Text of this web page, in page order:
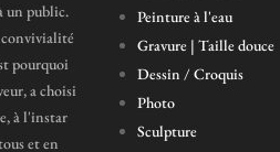
un public.
convivialité
pourquoi
a choisi
à l'instar
et en
Peinture à l'eau
Gravure | Taille douce
Dessin / Croquis
Photo
Sculpture